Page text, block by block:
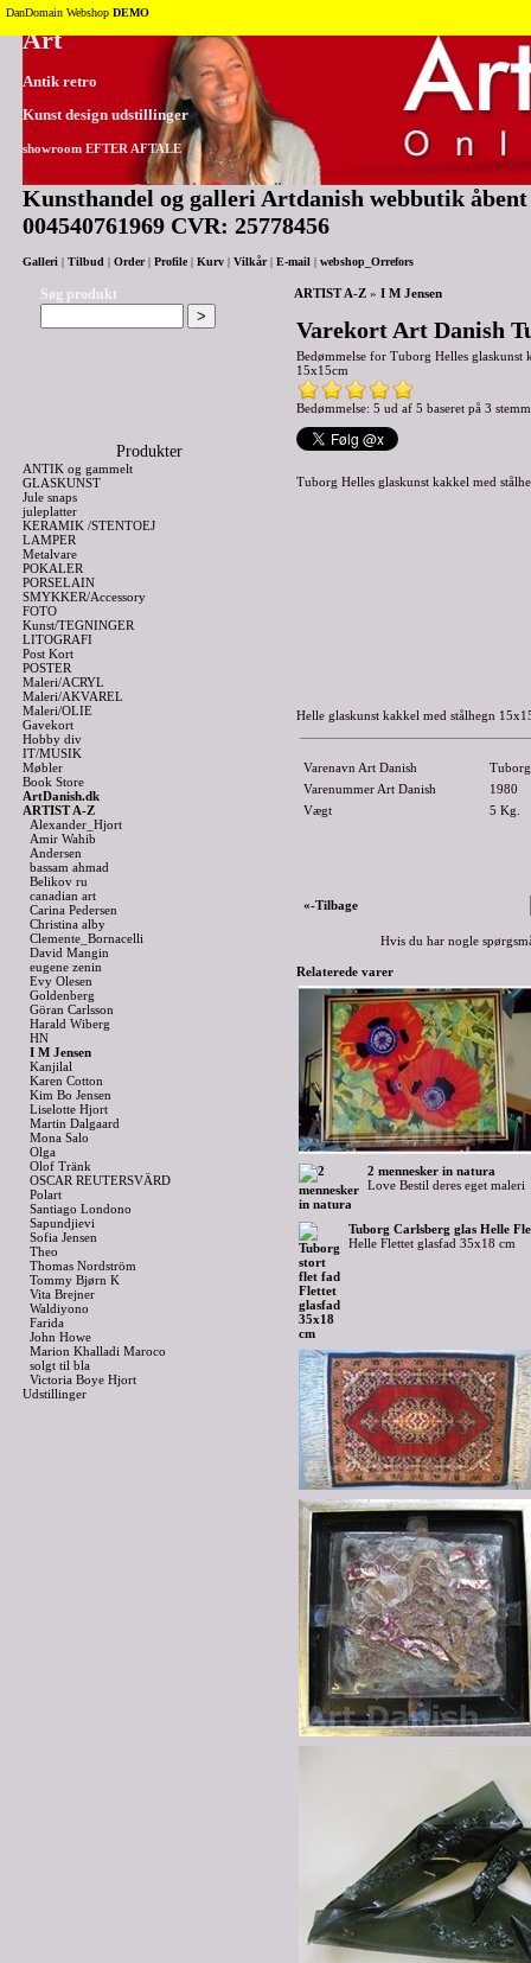
Tilbage til toppen
Art
Antik retro
Kunst design udstillinger
showroom EFTER AFTALE
Kunsthandel og galleri Artdanish webbutik
004540761969 CVR: 25778456
Galleri Tilbud Order| Profile| Kurv Vilkår| E-mail webshop_Orrefors
Søg produkt
Produkter
ANTIK og gammelt
GLASKUNST
Jule snaps
juleplatter
KERAMIK /STENTOEJ
LAMPER
Metalvare
POKALER
PORSELAIN
SMYKKER/Accessory
FOTO
Kunst/TEGNINGER
LITOGRAFI
Post Kort
POSTER
Maleri/ACRYL
Maleri/AKVAREL
Maleri/OLIE
Gavekort
Hobby div
IT/MUSIK
Møbler
Book Store
ArtDanish.dk
ARTIST A-Z
Alexander_Hjort
Amir Wahib
Andersen
bassam ahmad
Belikov ru
canadian art
Carina Pedersen
Christina alby
Clemente_Bornacelli
David Mangin
eugene zenin
Evy Olesen
Goldenberg
Göran Carlsson
Harald Wiberg
HN
I M Jensen
Kanjilal
Karen Cotton
Kim Bo Jensen
Liselotte Hjort
Martin Dalgaard
Mona Salo
Olga
Olof Tränk
OSCAR REUTERSVÄRD
Polart
Santiago Londono
Sapundjievi
Sofia Jensen
Theo
Thomas Nordström
Tommy Bjørn K
Vita Brejner
Waldiyono
Farida
John Howe
Marion Khalladi Maroco
solgt til bla
Victoria Boye Hjort
Udstillinger
ARTIST A-Z » I M Jensen
Varekort Art Danish
Bedømmelse for Tuborg Helles glaskunst
15x15cm
Bedømmelse: 5 ud af 5 baseret på 3
Tuborg Helles glaskunst kakkel med
Helle glaskunst kakkel med stålhegn
Varenavn Art Danish
Varenummer Art Danish
1980
Vægt
5 Kg.
«-Tilbage
Hvis du har nogle
Relaterede varer
2 mennesker in natura
Love Bestil deres eget maleri
Tuborg Carlsberg glas Helle
Helle Flettet glasfad 35x18 cm
DanDomain Webshop DEMO